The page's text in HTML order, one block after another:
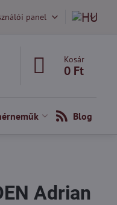
panel
Kosár
0 Ft
Blog
Adrian